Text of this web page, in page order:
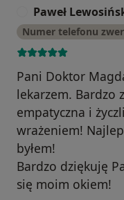
Paweł
Numer telefonu
Pani Doktor
lekarzem. Bardzo
empatyczna i
wrażeniem!
byłem!
Bardzo dziękuję
się moim okiem!